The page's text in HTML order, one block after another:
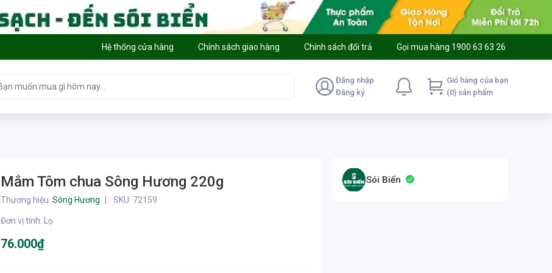
Hệ thống cửa hàng Chính sách giao hàng Chính sách đổi trả Gọi mua hàng 1900 63 63 26
Đăng nhập
Đăng ký
Giỏ hàng của bạn
(0) sản phẩm
Mắm Tôm chua Sông Hương 220g
Thương hiệu Sông Hương SKU: 72159
Đơn vị tính: Lọ
76.000₫
Sói Biển